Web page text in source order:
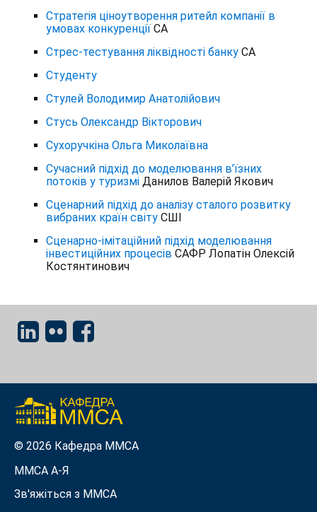
Стратегія ціноутворення ритейл компанії в
умовах конкуренції СА
Стрес-тестування ліквідності банку СА
Студенту
Стулей Володимир Анатолійович
Стусь Олександр Вікторович
Сухоручкіна Ольга Миколаївна
Сучасний підхід до моделювання в’їзних
потоків у туризмі Данилов Валерій Якович
Сценарний підхід до аналізу сталого розвитку
вибраних країн світу СШІ
Сценарно-імітаційний підхід моделювання
інвестиційних процесів САФР Лопатін Олексій
Костянтинович
© 2026 Кафедра ММСА
ММСА A-Я
Зв'яжіться з MMСА